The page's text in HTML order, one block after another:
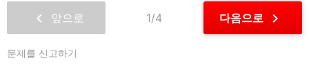
chevron_left 앞으로 1/4 다음으로 chevron_right
문제를 신고하기